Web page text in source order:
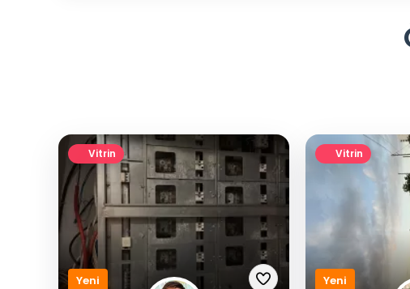
Vitrin
Yeni
Vitrin
Yeni